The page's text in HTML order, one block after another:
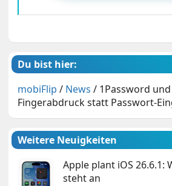
Du bist hier:
mobiFlip / News / 1Password und
Fingerabdruck statt Passwort-
Weitere Neuigkeiten
Apple plant iOS 26.6.1:
steht an